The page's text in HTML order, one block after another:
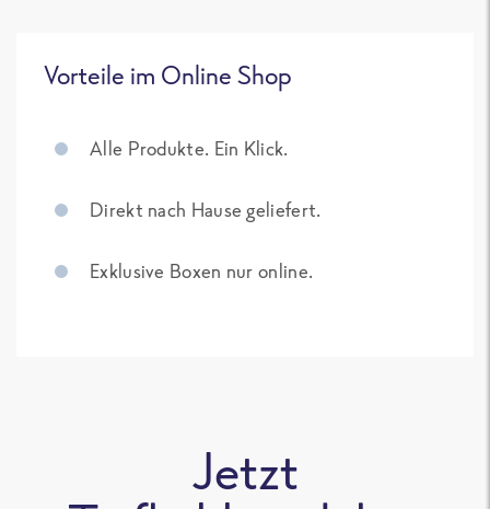
Vorteile im Online Shop
Alle Produkte. Ein Klick.
Direkt nach Hause geliefert.
Exklusive Boxen nur online.
Jetzt